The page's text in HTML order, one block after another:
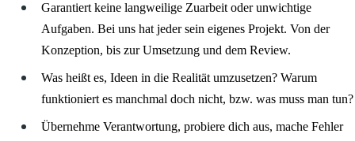
Garantiert keine langweilige Zuarbeit oder unwichtige
Aufgaben. Bei uns hat jeder sein eigenes Projekt. Von der
Konzeption, bis zur Umsetzung und dem Review.
Was heißt es, Ideen in die Realität umzusetzen? Warum
funktioniert es manchmal doch nicht, bzw. was muss man tun?
Übernehme Verantwortung, probiere dich aus, mache Fehler